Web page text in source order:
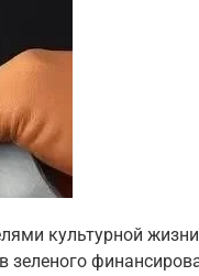
культурной
зеленого